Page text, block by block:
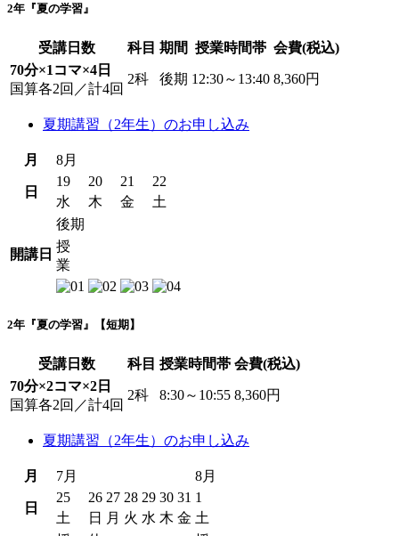
2年『夏の学習』
受講日数 科目 期間 授業時間帯 会費(税込)
70分×1コマ×4日
国算各2回／計4回
2科 後期 12:30～13:40 8,360円
夏期講習（2年生）のお申し込み
月 8月
日
19 20 21
22
水
木 金 土
開講日
後期
授
業
2年『夏の学習』【短期】
受講日数 科目 授業時間帯 会費(税込)
70分×2コマ×2日
国算各2回／計4回
2科 8:30～10:55 8,360円
夏期講習（2年生）のお申し込み
月 7月 8月
日
25 26 27 28 29 30 31 1
土
日 月 火 水 木 金 土